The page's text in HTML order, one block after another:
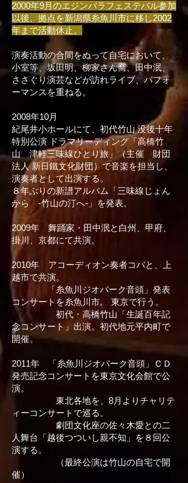
2000年9月のエジンバラフェステバル参加
以後、拠点を新潟県糸魚川市に移し2002
年まで活動休止。
演奏活動の合間をぬって自宅において、
小室等、坂田明、柳家さん喬、田中泯、
ささぐり演芸などが訪れライブ、パフォ
ーマンスを重ねる。
2008年10月
紀尾井小ホールにて、初代竹山 没後十年
特別公演 ドラマリーディング「高橋竹
山 津軽三味線ひとり旅」（主催 財団
法人 新日鐵文化財団）で音楽を担当し、
演奏者として出演する。
８年ぶりの新譜アルバム「三味線じょん
から -竹山の汀へ-」を発表。
2009年 舞踊家・田中泯と白州、甲府、
掛川、京都にて共演。
2010年 アコーディオン奏者コバと、上
越市で共演。
「糸魚川ジオパーク音頭」発表
コンサートを糸魚川市, 東京で行う。
初代・高橋竹山「生誕百年記
念コンサート」出演。初代地元平内町で
開催。
2011年 「糸魚川ジオパーク音頭」ＣＤ
発売記念コンサートを東京文化会館で公
演。
東北各地を、8月よりチャリテ
ィーコンサートで巡る。
劇団文化座の佐々木愛との二
人舞台「越後つついし親不知」を８回公
演する。
（最終公演は竹山の自宅で開
催）